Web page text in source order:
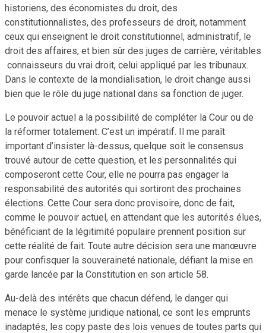
historiens, des économistes du droit, des
constitutionnalistes, des professeurs de droit, notamment
ceux qui enseignent le droit constitutionnel, administratif, le
droit des affaires, et bien sûr des juges de carrière, véritables
connaisseurs du vrai droit, celui appliqué par les tribunaux.
Dans le contexte de la mondialisation, le droit change aussi
bien que le rôle du juge national dans sa fonction de juger.
Le pouvoir actuel a la possibilité de compléter la Cour ou de
la réformer totalement. C’est un impératif. Il me paraît
important d’insister là-dessus, quelque soit le consensus
trouvé autour de cette question, et les personnalités qui
composeront cette Cour, elle ne pourra pas engager la
responsabilité des autorités qui sortiront des prochaines
élections. Cette Cour sera donc provisoire, donc de fait,
comme le pouvoir actuel, en attendant que les autorités élues,
bénéficiant de la légitimité populaire prennent position sur
cette réalité de fait. Toute autre décision sera une manœuvre
pour confisquer la souveraineté nationale, défiant la mise en
garde lancée par la Constitution en son article 58.
Au-delà des intérêts que chacun défend, le danger qui
menace le système juridique national, ce sont les emprunts
inadaptés, les copy paste des lois venues de toutes parts qui